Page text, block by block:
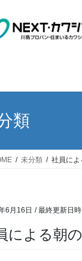
類
未分類 社員によ
6月16日 / 最終更新日
員による朝